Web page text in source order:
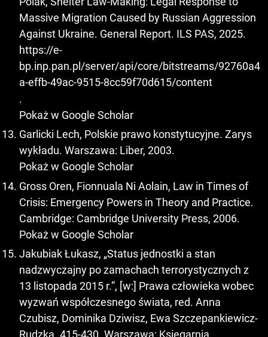
Massive Migration Caused by Russian Aggression
Against Ukraine. General Report. ILS PAS, 2025.
https://e-
bp.inp.pan.pl/server/api/core/bitstreams/92760a4
a-effb-49ac-9515-8cc59f70d615/content
.
Pokaż w Google Scholar
Garlicki Lech, Polskie prawo konstytucyjne. Zarys
wykładu. Warszawa: Liber, 2003.
Pokaż w Google Scholar
Gross Oren, Fionnuala Ni Aolain, Law in Times of
Crisis: Emergency Powers in Theory and Practice.
Cambridge: Cambridge University Press, 2006.
Pokaż w Google Scholar
Jakubiak Łukasz, „Status jednostki a stan
nadzwyczajny po zamachach terrorystycznych z
13 listopada 2015 r.”, [w:] Prawa człowieka wobec
wyzwań współczesnego świata, red. Anna
Czubisz, Dominika Dziwisz, Ewa Szczepankiewicz-
Rudzka. 415-430. Warszawa: Księgarnia